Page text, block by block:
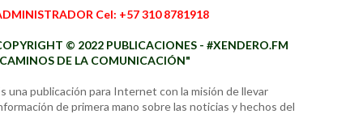
Cel: +57 310 8781918
© 2022 PUBLICACIONES - #XENDERO.FM
DE LA COMUNICACIÓN"
una publicación para Internet con la misión de llevar
de primera mano sobre las noticias y hechos del